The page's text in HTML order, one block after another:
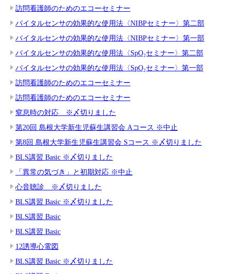
訪問看護師のためのエコーセミナー
バイタルセンサの効果的な使用法〈NIBPセミナー〉第二部
バイタルセンサの効果的な使用法〈NIBPセミナー〉第一部
バイタルセンサの効果的な使用法〈SpO₂セミナー〉第二部
バイタルセンサの効果的な使用法〈SpO₂セミナー〉第一部
訪問看護師のためのエコーセミナー
訪問看護師のためのエコーセミナー
窒息時の対応 ※〆切りました
第20回 島根大学新生児蘇生講習会 Aコース ※中止
第8回 島根大学新生児蘇生講習会 Sコース ※〆切りました
BLS講習 Basic ※〆切りました
「異常の気づき」と初期対応 ※中止
心音聴診 ※〆切りました
BLS講習 Basic ※〆切りました
BLS講習 Basic
BLS講習 Basic
12誘導心電図
BLS講習 Basic ※〆切りました